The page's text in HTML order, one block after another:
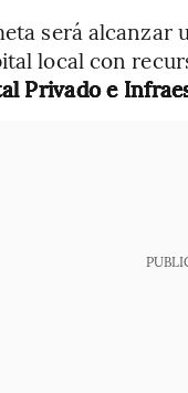
será
local con
Privado e